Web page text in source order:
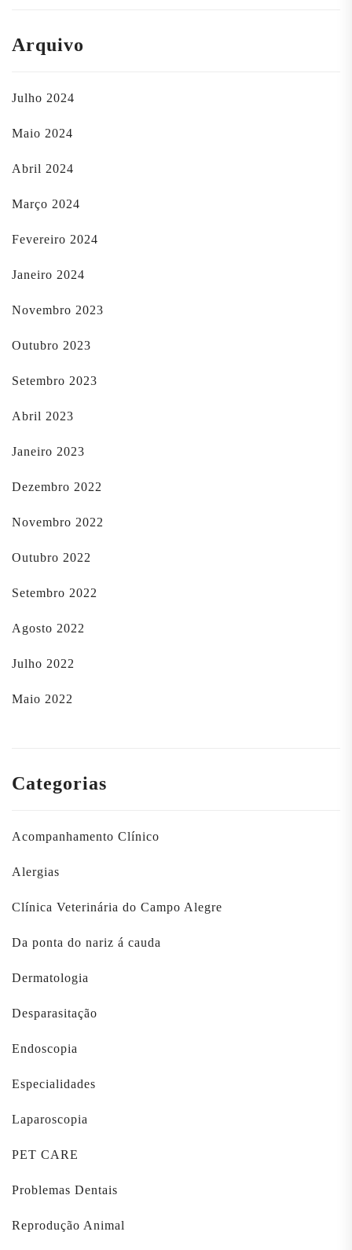
Arquivo
Julho 2024
Maio 2024
Abril 2024
Março 2024
Fevereiro 2024
Janeiro 2024
Novembro 2023
Outubro 2023
Setembro 2023
Abril 2023
Janeiro 2023
Dezembro 2022
Novembro 2022
Outubro 2022
Setembro 2022
Agosto 2022
Julho 2022
Maio 2022
Categorias
Acompanhamento Clínico
Alergias
Clínica Veterinária do Campo Alegre
Da ponta do nariz á cauda
Dermatologia
Desparasitação
Endoscopia
Especialidades
Laparoscopia
PET CARE
Problemas Dentais
Reprodução Animal